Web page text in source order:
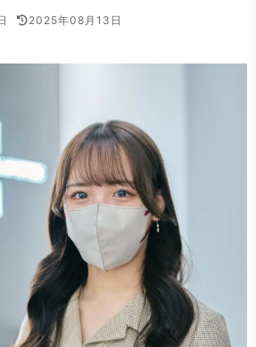
2025年08月13日